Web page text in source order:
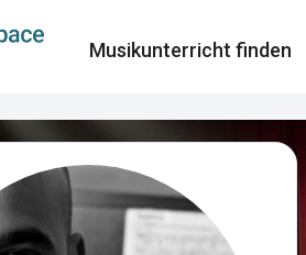
Musikunterricht finden​